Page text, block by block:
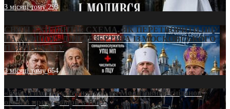
3 місяці тому293
СВЯТІ УХИЛЯНТИ: СХЕМА, ЯК ПЕРЕТВОРИТИ ПЦУ
НА «ОФШОР» ДЛЯ ДЕЗЕРТИРА ІЗ МОСКОВСЬКОГО
ПАТРІАРХАТУ
3 місяці тому654
«Кейс Тихона» у Тернополі: як Молитовний сніданок
оголив кризу довіри в ПЦУ